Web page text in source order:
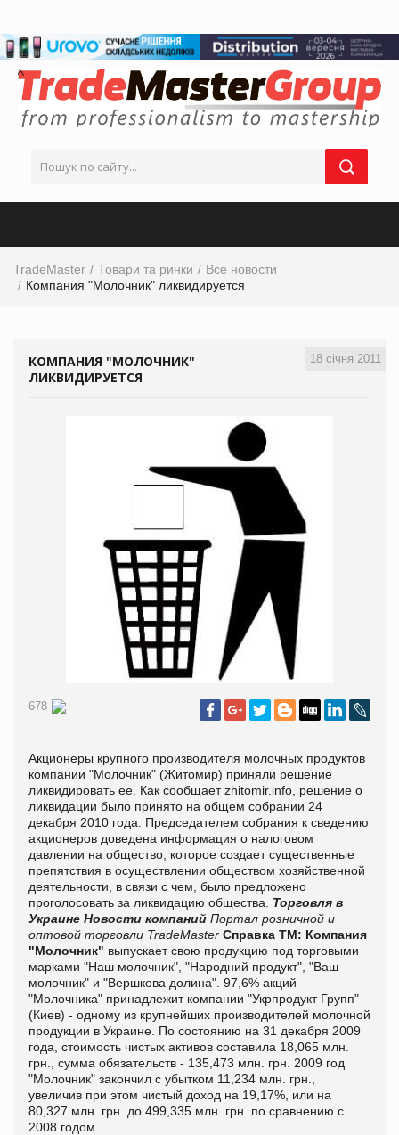
TradeMaster Товари та ринки
Все новости
Компания "Молочник" ликвидируется
18 січня 2011
КОМПАНИЯ "МОЛОЧНИК"
ЛИКВИДИРУЕТСЯ
678
Акционеры крупного производителя молочных продуктов
компании "Молочник" (Житомир) приняли решение
ликвидировать ее. Как сообщает zhitomir.info, решение о
ликвидации было принято на общем собрании 24
декабря 2010 года. Председателем собрания к сведению
акционеров доведена информация о налоговом
давлении на общество, которое создает существенные
препятствия в осуществлении обществом хозяйственной
деятельности, в связи с чем, было предложено
проголосовать за ликвидацию общества. Торговля в
Украине Новости компаний Портал розничной и
оптовой торговли TradeMaster Справка ТМ: Компания
"Молочник" выпускает свою продукцию под торговыми
марками "Наш молочник", "Народний продукт", "Ваш
молочник" и "Вершкова долина". 97,6% акций
"Молочника" принадлежит компании "Укрпродукт Групп"
(Киев) - одному из крупнейших производителей молочной
продукции в Украине. По состоянию на 31 декабря 2009
года, стоимость чистых активов составила 18,065 млн.
грн., сумма обязательств - 135,473 млн. грн. 2009 год
"Молочник" закончил с убытком 11,234 млн. грн.,
увеличив при этом чистый доход на 19,17%, или на
80,327 млн. грн. до 499,335 млн. грн. по сравнению с
2008 годом.